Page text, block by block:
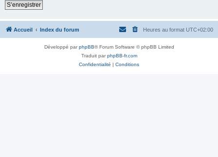
S’enregistrer
Accueil Index du forum Heures au format UTC+02:00
Développé parphpBB® Forum Software © phpBB Limited
Traduit parphpBB-fr.com
Confidentialité | Conditions